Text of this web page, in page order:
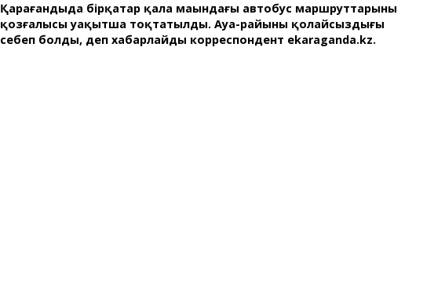
Қарағандыда бірқатар қала маңындағы автобус маршруттарының
қозғалысы уақытша тоқтатылды. Ауа-райының қолайсыздығы
себеп болды, деп хабарлайды корреспондент ekaraganda.kz.